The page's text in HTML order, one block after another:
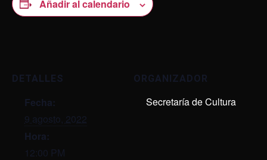
Añadir al calendario
DETALLES
Fecha:
9 agosto, 2022
Hora:
12:00 PM
ORGANIZADOR
Secretaría de Cultura